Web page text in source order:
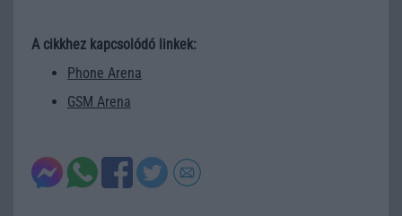
A cikkhez kapcsolódó linkek:
Phone Arena
GSM Arena